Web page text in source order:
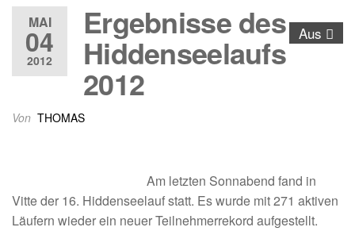
MAI
04
2012
Aus
Ergebnisse des
Hiddenseelaufs
2012
Von THOMAS
Am letzten Sonnabend fand in
Vitte der 16. Hiddenseelauf statt. Es wurde mit 271 aktiven
Läufern wieder ein neuer Teilnehmerrekord aufgestellt.